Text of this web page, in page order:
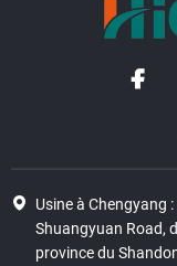
Usine à Chengyang
Shuangyuan Road,
province du